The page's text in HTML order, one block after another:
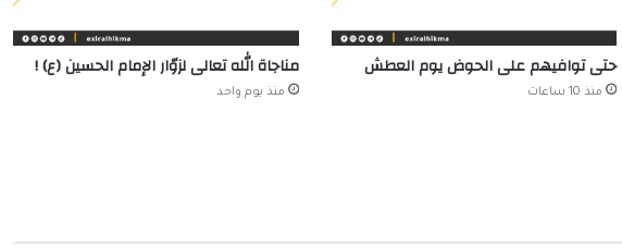
حتى توافيهم على الحوض يوم العطش
منذ 10 ساعات
مناجاة الله تعالى لزوّار الإمام الحسين (ع) !
منذ يوم واحد